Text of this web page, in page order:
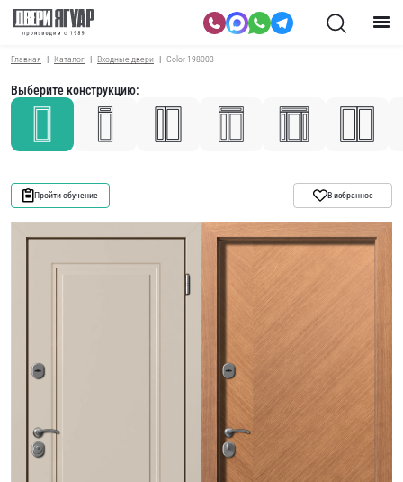
Главная Каталог Входные двери Color 198003
Выберите конструкцию:
Пройти обучение В избранное